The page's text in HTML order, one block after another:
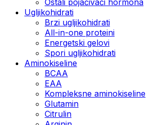
Ugljikohidrati
Brzi ugljikohidrati
All-in-one proteini
Energetski gelovi
Spori ugljikohidrati
Aminokiseline
BCAA
EAA
Kompleksne aminokiseline
Glutamin
Citrulin